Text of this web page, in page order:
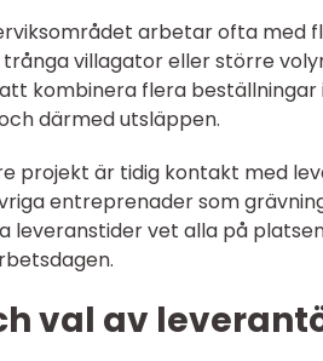
arbetar ofta med
villagator eller större
kombinera flera
därmed utsläppen.
projekt är tidig kontakt med
entreprenader som
leveranstider vet alla på
val av